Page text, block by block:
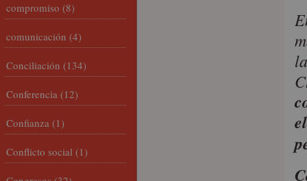
compromiso (8)
comunicación (4)
Conciliación (134)
Conferencia (12)
Confianza (1)
Conflicto social (1)